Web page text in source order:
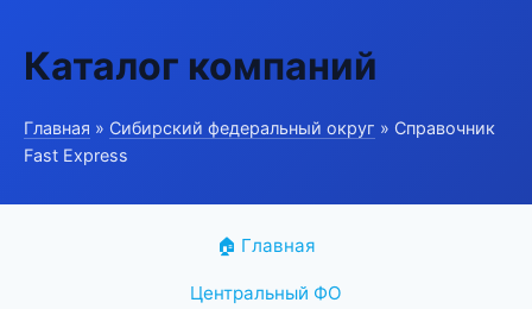
Каталог компаний
Главная » Сибирский федеральный округ » Справочник
Fast Express
🏠 Главная
Центральный ФО